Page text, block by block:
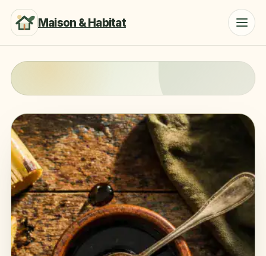
Maison & Habitat